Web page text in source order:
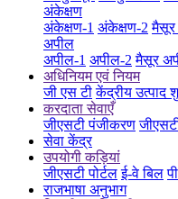
अंकेक्षण
अंकेक्षण-1 अंकेक्षण-2 मैसूर
अपील
अपील-1 अपील-2 मैसूर
अधिनियम एवं नियम
जी एस टी केंद्रीय उत्पाद
करदाता सेवाएँ
जीएसटी पंजीकरण
सेवा केंद्र
उपयोगी कड़ियां
जीएसटी पोर्टल ई-वे बिल
राजभाषा अनुभाग